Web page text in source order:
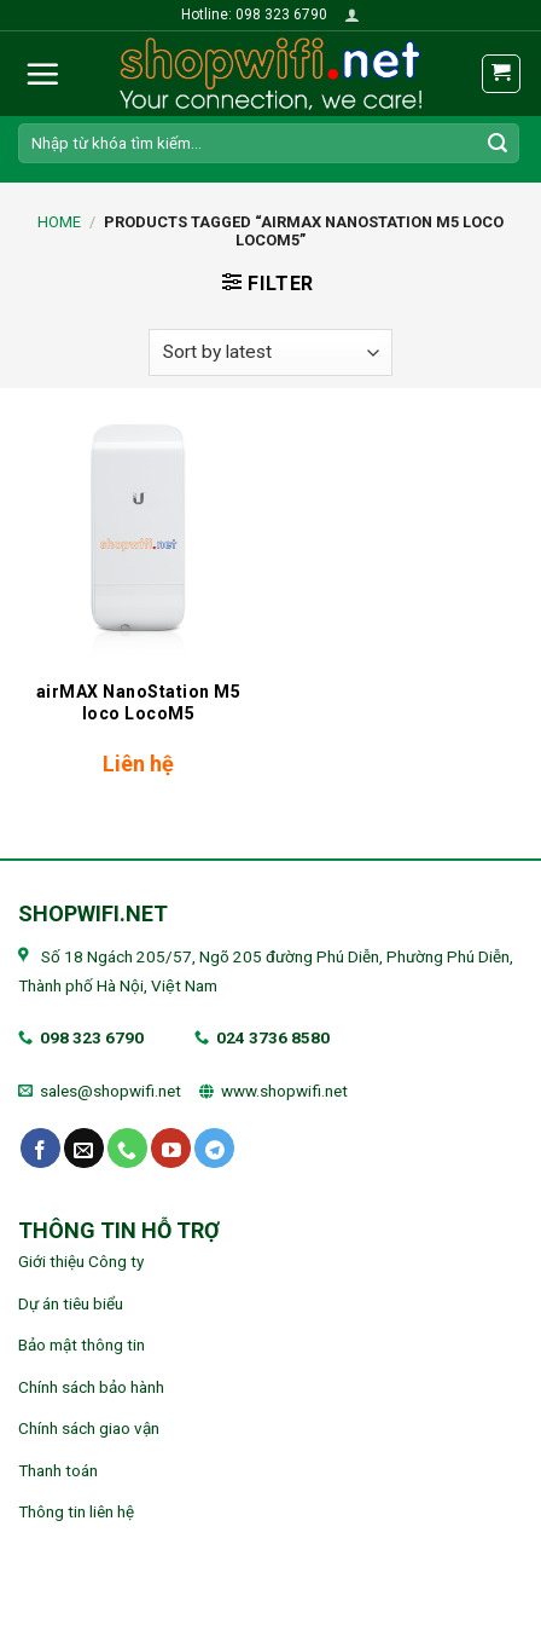
content
Hotline: 098 323 6790
Search
for:
HOME / PRODUCTS TAGGED “AIRMAX NANOSTATION M5 LOCO
LOCOM5”
FILTER
airMAX NanoStation M5
loco LocoM5
Liên hệ
SHOPWIFI.NET
Số 18 Ngách 205/57, Ngõ 205 đường Phú Diễn, Phường Phú Diễn,
Thành phố Hà Nội, Việt Nam
098 323 6790 024 3736 8580
sales@shopwifi.net www.shopwifi.net
THÔNG TIN HỖ TRỢ
Giới thiệu Công ty
Dự án tiêu biểu
Bảo mật thông tin
Chính sách bảo hành
Chính sách giao vận
Thanh toán
Thông tin liên hệ